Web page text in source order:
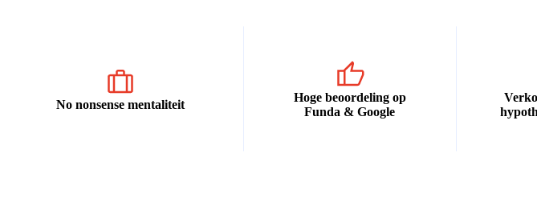
No nonsense mentaliteit
Hoge beoordeling op
Funda & Google